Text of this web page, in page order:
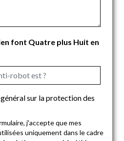
font Quatre plus Huit en
sur la protection des
j'accepte que mes
uniquement dans le cadre